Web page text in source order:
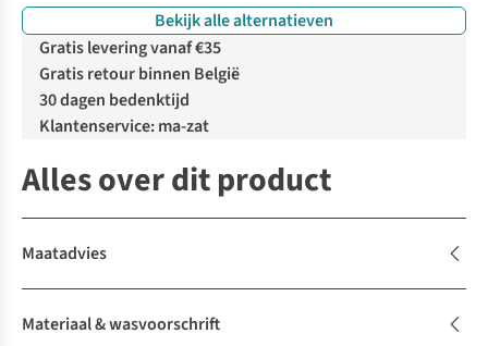
Bekijk alle alternatieven
Gratis levering vanaf €35
Gratis retour binnen België
30 dagen bedenktijd
Klantenservice: ma-zat
Alles over dit product
Maatadvies
Materiaal & wasvoorschrift